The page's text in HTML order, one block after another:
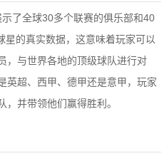
了全球30多个联赛的俱乐部和40
星的真实数据，这意味着玩家可以
，与世界各地的顶级球队进行对
英超、西甲、德甲还是意甲，玩家
并带领他们赢得胜利。